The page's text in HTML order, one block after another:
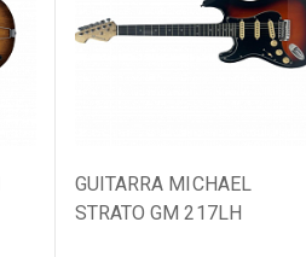
GUITARRA MICHAEL
STRATO GM 217LH